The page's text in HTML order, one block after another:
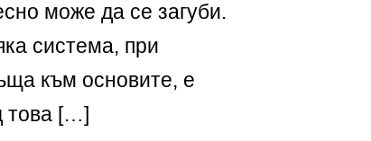
може да се загуби.
система, при
към основите, е
това […]